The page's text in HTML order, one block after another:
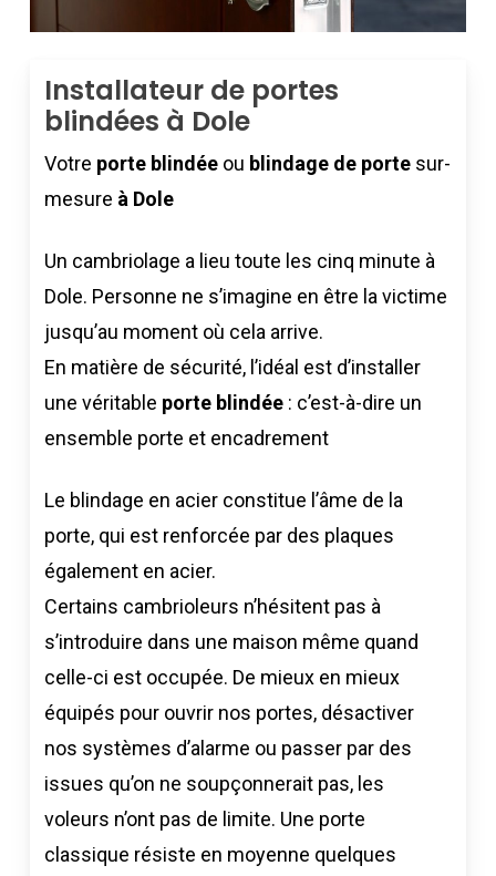
Installateur de portes
blindées à Dole
Votre porte blindée ou blindage de porte sur-
mesure à Dole
Un cambriolage a lieu toute les cinq minute à
Dole. Personne ne s’imagine en être la victime
jusqu’au moment où cela arrive.
En matière de sécurité, l’idéal est d’installer
une véritable porte blindée : c’est-à-dire un
ensemble porte et encadrement
Le blindage en acier constitue l’âme de la
porte, qui est renforcée par des plaques
également en acier.
Certains cambrioleurs n’hésitent pas à
s’introduire dans une maison même quand
celle-ci est occupée. De mieux en mieux
équipés pour ouvrir nos portes, désactiver
nos systèmes d’alarme ou passer par des
issues qu’on ne soupçonnerait pas, les
voleurs n’ont pas de limite. Une porte
classique résiste en moyenne quelques